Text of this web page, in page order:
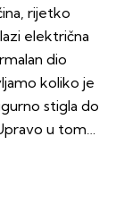
rijetko
električna
dio
koliko je
stigla do
u tom…